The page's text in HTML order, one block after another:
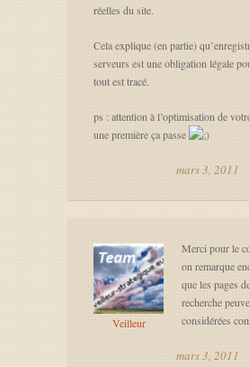
réelles du site.
Cela explique (en partie)
serveurs est une obligation légale
tout est tracé.
ps : attention à l’optimisation de
une première ça passe
mars 3, 2011
Veilleur
Merci pour le
on remarque
que les pages
recherche
considérées
mars 3, 2011